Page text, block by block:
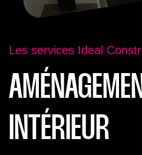
Les services Ideal
AMÉNAGEMENT
INTÉRIEUR